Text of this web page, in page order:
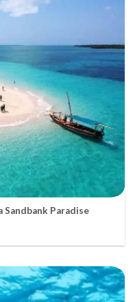
Sandbank Paradise